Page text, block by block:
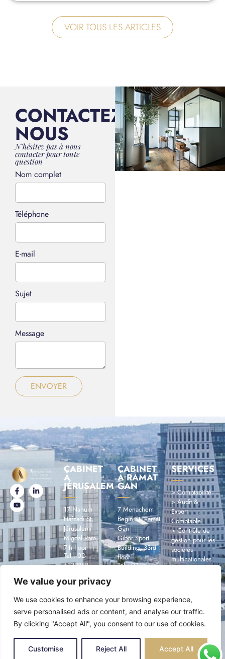
We value your privacy
We use cookies to enhance your browsing experience,
serve personalised ads or content, and analyse our traffic.
By clicking "Accept All", you consent to our use of cookies.
Customise Reject All Accept All
VOIR TOUS LES ARTICLES
CONTACTEZ-
NOUS
N'hésitez pas à nous
contacter pour toute
question
Nom complet
Téléphone
E-mail
Sujet
Message
ENVOYER
CABINET
À
JÉRUSALEM
17 Nahum
Hafzadi St,
Jérusalem
Migdal Ram,
7th floor
Tel : 02-
6339888
office@assuline.com
CABINET
À RAMAT
GAN
7 Menachem
Begin St, Ramat
Gan
Gibor Sport
Building, 33rd
floor
Tel : 03-
SERVICES
> Comptabilité
> Audit &
Expert
Comptable
> Contrôle de
gestion pour les
sociétés
multinationales
LPDigital
| All rights reserved
d’accessibilité